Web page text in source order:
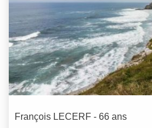
François LECERF - 66 ans